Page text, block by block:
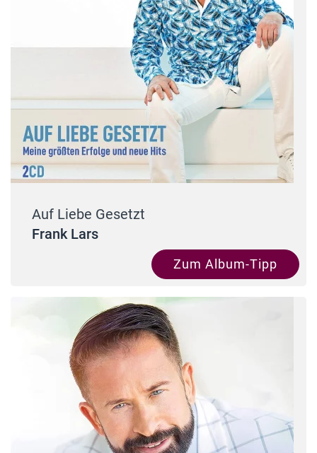
Auf Liebe Gesetzt
Frank Lars
Zum Album-Tipp